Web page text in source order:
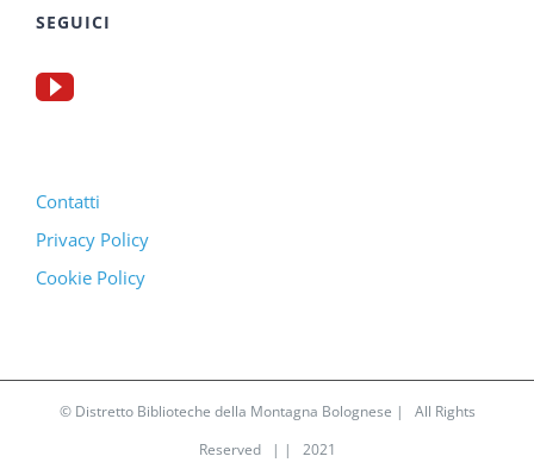
SEGUICI
Contatti
Privacy Policy
Cookie Policy
© Distretto Biblioteche della Montagna Bolognese | All Rights
Reserved | | 2021